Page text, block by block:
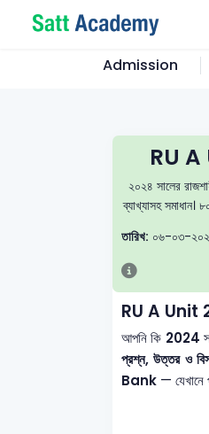
Admission
RU
২০২৪ সালের
ব্যাখ্যাসহ
তারিখ: ০৬-০৩-
RU A Unit
আপনি কি 2024
প্রশ্ন, উত্তর ও
Bank — যেখানে